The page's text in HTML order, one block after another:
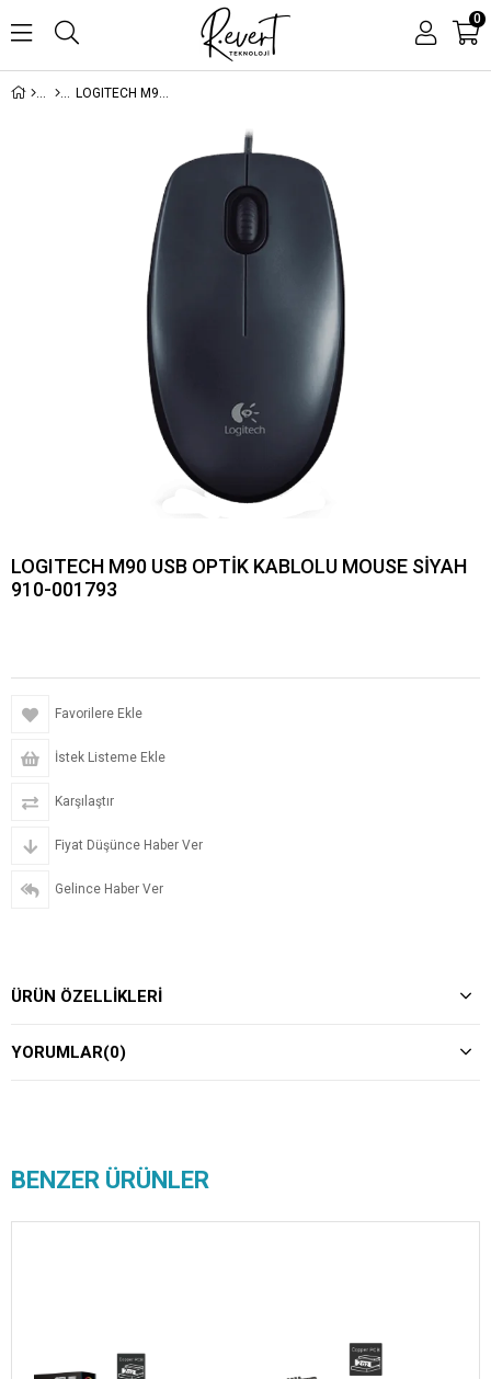
0
LOGITECH M90 USB OPTİK KABLOLU MOUSE SİYAH 910-001793
LOGITECH M90 USB OPTİK KABLOLU MOUSE SİYAH
910-001793
Favorilere Ekle
İstek Listeme Ekle
Karşılaştır
Fiyat Düşünce Haber Ver
Gelince Haber Ver
ÜRÜN ÖZELLIKLERI
YORUMLAR(0)
BENZER ÜRÜNLER